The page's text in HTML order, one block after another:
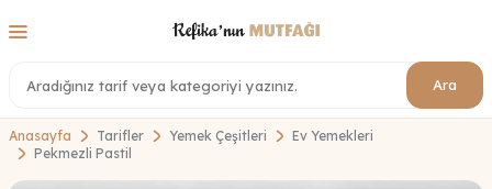
Ara
Anasayfa Tarifler Yemek Çeşitleri
Ev Yemekleri
Pekmezli Pastil